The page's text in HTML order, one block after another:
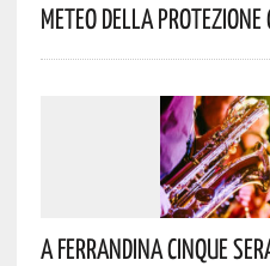
Meteo Della Protezione
A Ferrandina Cinque